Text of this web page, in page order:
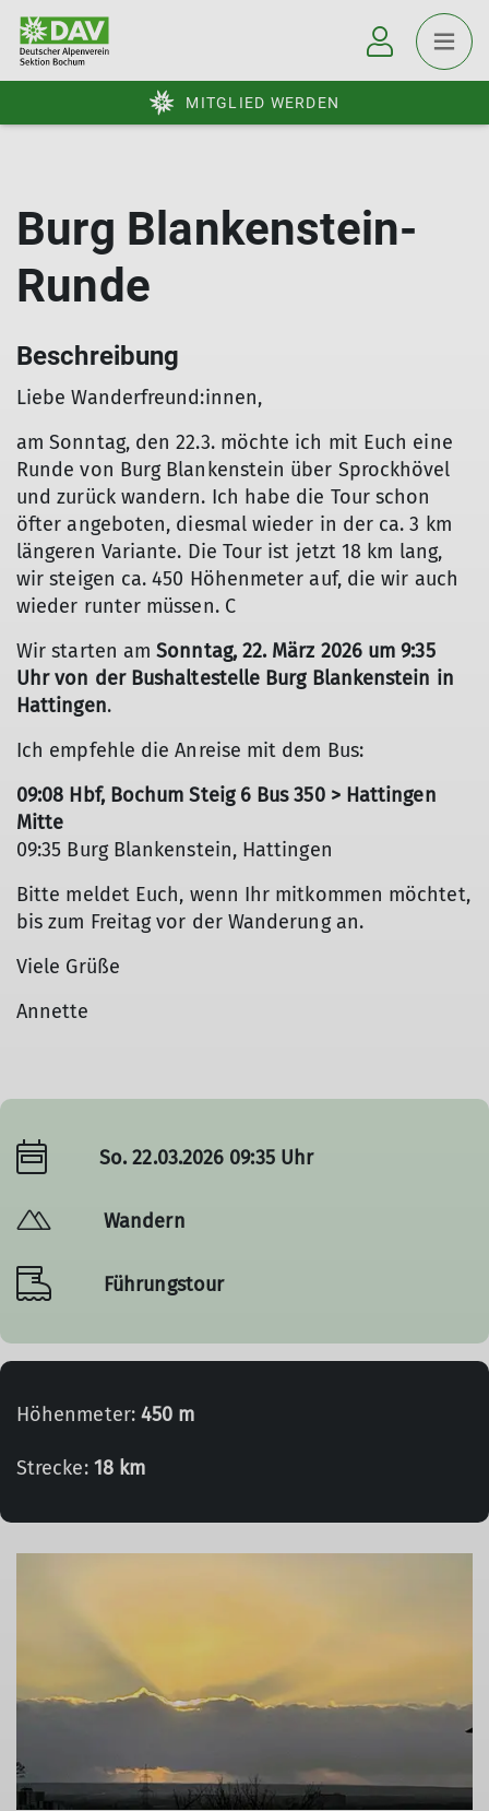
MITGLIED WERDEN
Burg Blankenstein-
Runde
Beschreibung
Liebe Wanderfreund:innen,
am Sonntag, den 22.3. möchte ich mit Euch eine
Runde von Burg Blankenstein über Sprockhövel
und zurück wandern. Ich habe die Tour schon
öfter angeboten, diesmal wieder in der ca. 3 km
längeren Variante. Die Tour ist jetzt 18 km lang,
wir steigen ca. 450 Höhenmeter auf, die wir auch
wieder runter müssen. C
Wir starten amSonntag, 22. März 2026 um 9:35
Uhr von der Bushaltestelle Burg Blankenstein in
Hattingen.
Ich empfehle die Anreise mit dem Bus:
09:08 Hbf, Bochum Steig 6 Bus 350 > Hattingen
Mitte
09:35 Burg Blankenstein, Hattingen
Bitte meldet Euch, wenn Ihr mitkommen möchtet,
bis zum Freitag vor der Wanderung an.
Viele Grüße
Annette
So. 22.03.2026 09:35 Uhr
Wandern
Führungstour
Höhenmeter: 450 m
Strecke: 18 km